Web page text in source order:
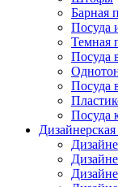
Барная
Посуда
Темная
Посуда
Посуда
Посуда